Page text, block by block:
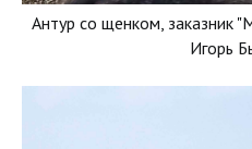
Антур со щенком, заказник
Игорь